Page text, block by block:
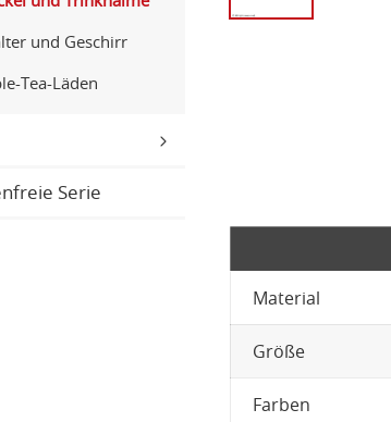
und Geschirr
Tea-Läden
Serie
Material
Größe
Farben